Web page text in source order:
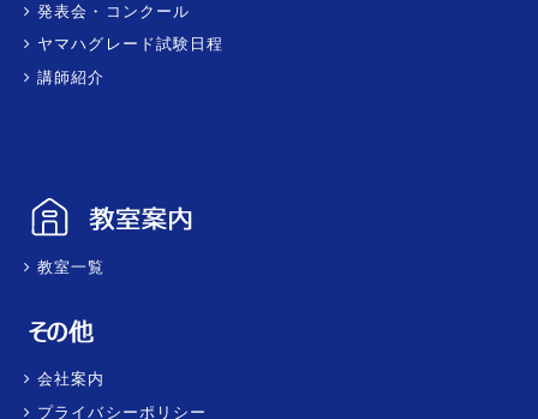
発表会・コンクール
ヤマハグレード試験日程
講師紹介
教室一覧
会社案内
プライバシーポリシー